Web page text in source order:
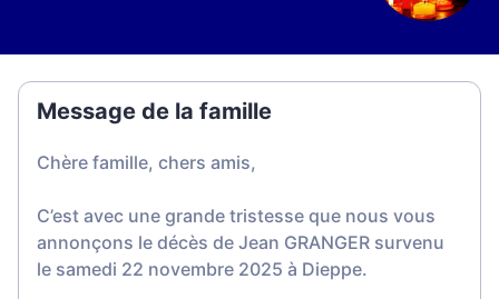
Message de la famille
Chère famille, chers amis,
C’est avec une grande tristesse que nous vous
annonçons le décès de Jean GRANGER survenu
le samedi 22 novembre 2025 à Dieppe.